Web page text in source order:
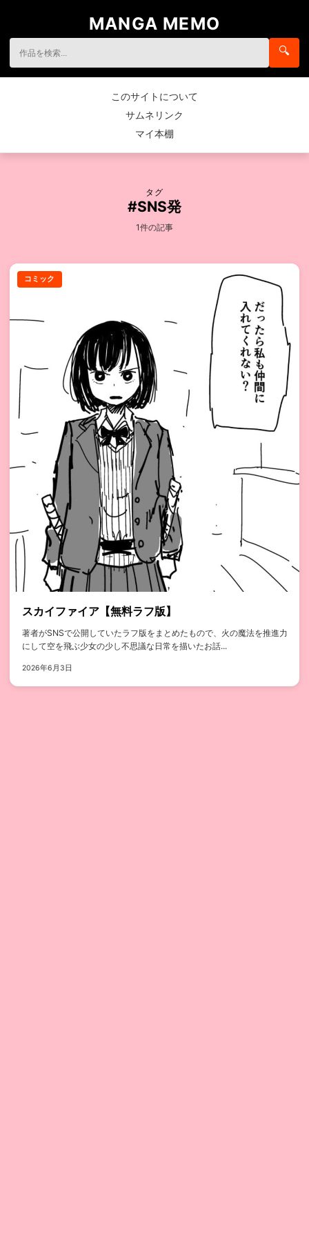
MANGA MEMO
🔍
このサイトについて
サムネリンク
マイ本棚
タグ
#SNS発
1件の記事
コミック
スカイファイア【無料ラフ版】
著者がSNSで公開していたラフ版をまとめたもので、火の魔法を推進力
にして空を飛ぶ少女の少し不思議な日常を描いたお話...
2026年6月3日